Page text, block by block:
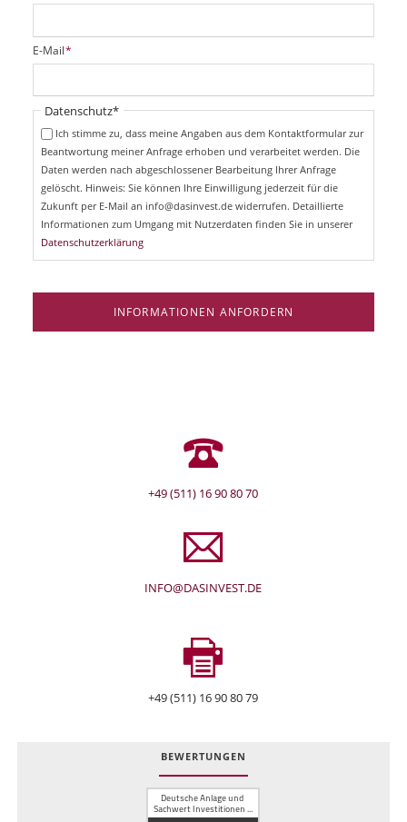
f
i
c
t
f
P
f
i
E-Mail*
Pflichtfeld
Datenschutz*
Ich stimme zu, dass meine Angaben aus dem Kontaktformular zur
Beantwortung meiner Anfrage erhoben und verarbeitet werden. Die
Daten werden nach abgeschlossener Bearbeitung Ihrer Anfrage
gelöscht. Hinweis: Sie können Ihre Einwilligung jederzeit für die
Zukunft per E-Mail an info@dasinvest.de widerrufen. Detaillierte
Informationen zum Umgang mit Nutzerdaten finden Sie in unserer
Datenschutzerklärung
INFORMATIONEN ANFORDERN
+49 (511) 16 90 80 70
INFO@DASINVEST.DE
+49 (511) 16 90 80 79
BEWERTUNGEN